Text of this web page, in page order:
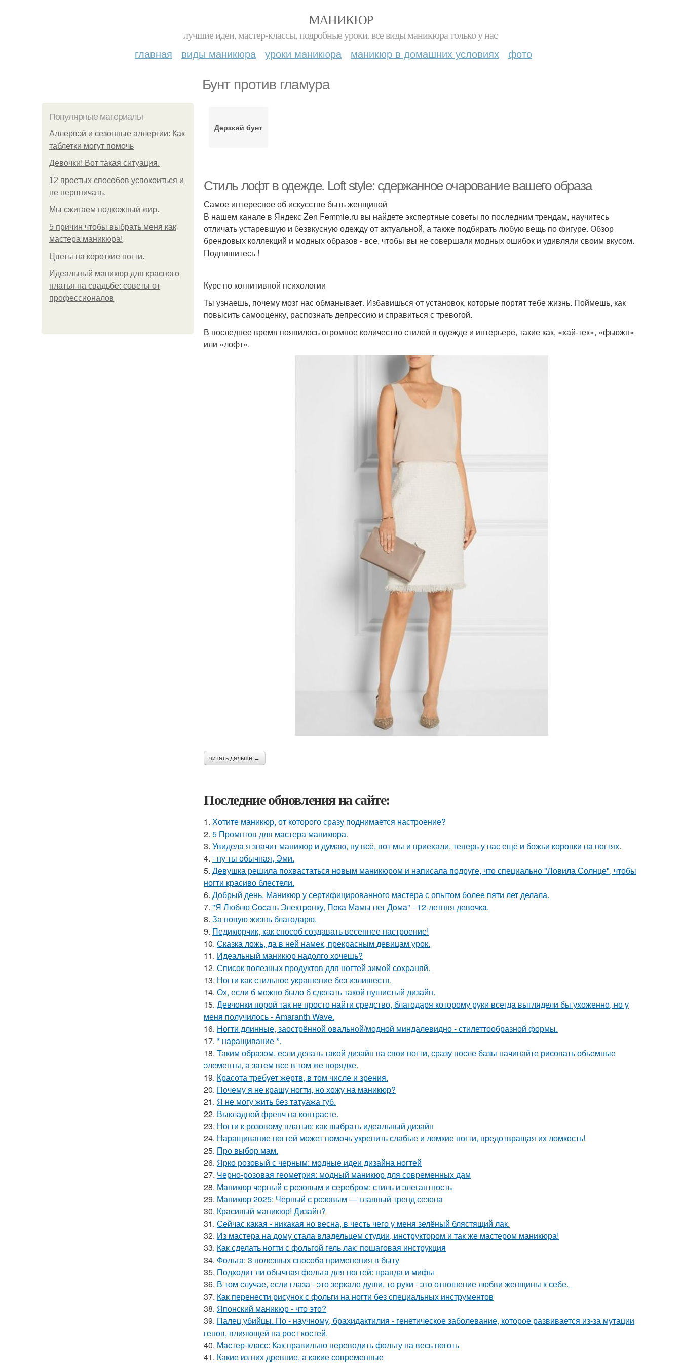
МАНИКЮР
лучшие идеи, мастер-классы, подробные уроки. все виды маникюра только у нас
главная виды маникюра уроки маникюра маникюр в домашних условиях фото
Бунт против гламура
Популярные материалы
Аллервэй и сезонные аллергии: Как
таблетки могут помочь
Девочки! Вот такая ситуация.
12 простых способов успокоиться и
не нервничать.
Мы сжигаем подкожный жир.
5 причин чтобы выбрать меня как
мастера маникюра!
Цветы на короткие ногти.
Идеальный маникюр для красного
платья на свадьбе: советы от
профессионалов
Дерзкий бунт
Стиль лофт в одежде. Loft style: сдержанное очарование вашего образа
Самое интересное об искусстве быть женщиной
В нашем канале в Яндекс Zen Femmie.ru вы найдете экспертные советы по последним трендам, научитесь
отличать устаревшую и безвкусную одежду от актуальной, а также подбирать любую вещь по фигуре. Обзор
брендовых коллекций и модных образов - все, чтобы вы не совершали модных ошибок и удивляли своим вкусом.
Подпишитесь !
Курс по когнитивной психологии
Ты узнаешь, почему мозг нас обманывает. Избавишься от установок, которые портят тебе жизнь. Поймешь, как
повысить самооценку, распознать депрессию и справиться с тревогой.
В последнее время появилось огромное количество стилей в одежде и интерьере, такие как, «хай-тек», «фьюжн»
или «лофт».
читать дальше →
Последние обновления на сайте:
1. Хотите маникюр, от которого сразу поднимается настроение?
2. 5 Промптов для мастера маникюра.
3. Увидела я значит маникюр и думаю, ну всё, вот мы и приехали, теперь у нас ещё и божьи коровки на ногтях.
4. - ну ты обычная, Эми.
5. Девушка решила похвастаться новым маникюром и написала подруге, что специально "Ловила Солнце", чтобы
ногти красиво блестели.
6. Добрый день. Маникюр у сертифицированного мастера с опытом более пяти лет делала.
7. "Я Люблю Cocaть Электpoнкy, Пoкa Мaмы нет Дoмa" - 12-летняя девoчкa.
8. За новyю жизнь благодарю.
9. Педикюрчик, как способ создавать весеннее настроение!
10. Сказка ложь, да в ней намек, прекрасным девицам урок.
11. Идеальный маникюр надолго хочешь?
12. Список полезных продуктов для ногтей зимой сохраняй.
13. Ногти как стильное украшение без излишеств.
14. Ох, если б можно было б сделать такой пушистый дизайн.
15. Девчонки порой так не просто найти средство, благодаря которому руки всегда выглядели бы ухоженно, но у
меня получилось - Amaranth Wave.
16. Ногти длинные, заострённой овальной/модной миндалевидно - стилеттообразной формы.
17. * наращивание *.
18. Таким образом, если делать такой дизайн на свои ногти, сразу после базы начинайте рисовать обьемные
элементы, а затем все в том же порядке.
19. Красота требует жертв, в том числе и зрения.
20. Почему я не крашу ногти, но хожу на маникюр?
21. Я не могу жить без татуажа губ.
22. Выкладной френч на контрасте.
23. Ногти к розовому платью: как выбрать идеальный дизайн
24. Наращивание ногтей может помочь укрепить слабые и ломкие ногти, предотвращая их ломкость!
25. Про выбор мам.
26. Ярко розовый с черным: модные идеи дизайна ногтей
27. Черно-розовая геометрия: модный маникюр для современных дам
28. Маникюр черный с розовым и серебром: стиль и элегантность
29. Маникюр 2025: Чёрный с розовым — главный тренд сезона
30. Красивый маникюр! Дизайн?
31. Сейчас какая - никакая но весна, в честь чего у меня зелёный блястящий лак.
32. Из мастера на дому стала владельцем студии, инструктором и так же мастером маникюра!
33. Как сделать ногти с фольгой гель лак: пошаговая инструкция
34. Фольга: 3 полезных способа применения в быту
35. Подходит ли обычная фольга для ногтей: правда и мифы
36. В том случае, если глаза - это зеркало души, то руки - это отношение любви женщины к себе.
37. Как перенести рисунок с фольги на ногти без специальных инструментов
38. Японский маникюр - что это?
39. Палец убийцы. По - научному, брахидактилия - генетическое заболевание, которое развивается из-за мутации
генов, влияющей на рост костей.
40. Мастер-класс: Как правильно переводить фольгу на весь ноготь
41. Какие из них древние, а какие современные